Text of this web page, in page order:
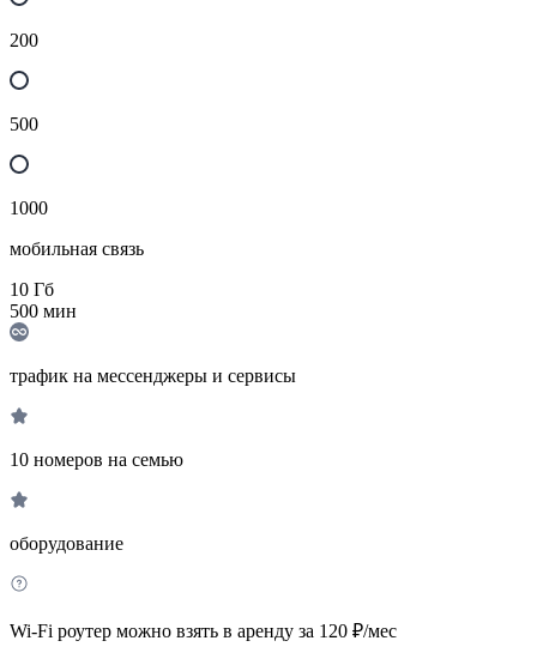
200
500
1000
мобильная связь
10 Гб
500 мин
трафик на мессенджеры и сервисы
10 номеров на семью
оборудование
Wi-Fi роутер можно взять в аренду за 120 ₽/мес